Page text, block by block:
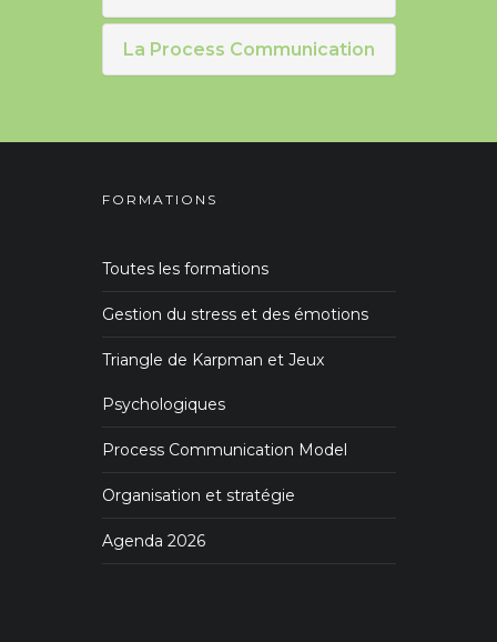
La Process Communication
FORMATIONS
Toutes les formations
Gestion du stress et des émotions
Triangle de Karpman et Jeux
Psychologiques
Process Communication Model
Organisation et stratégie
Agenda 2026